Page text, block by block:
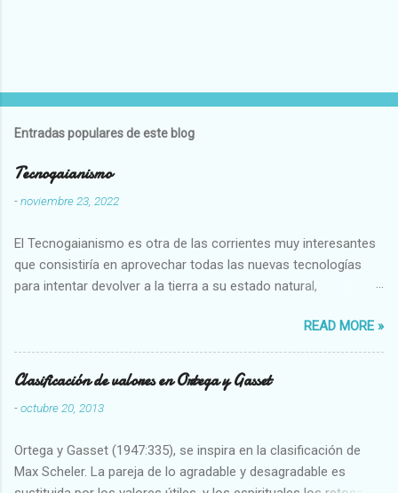
Entradas populares de este blog
Tecnogaianismo
-noviembre 23, 2022
El Tecnogaianismo es otra de las corrientes muy interesantes
que consistiría en aprovechar todas las nuevas tecnologías
para intentar devolver a la tierra a su estado natural,
READ MORE »
Clasificación de valores en Ortega y Gasset
-octubre 20, 2013
Ortega y Gasset (1947:335), se inspira en la clasificación de
Max Scheler. La pareja de lo agradable y desagradable es